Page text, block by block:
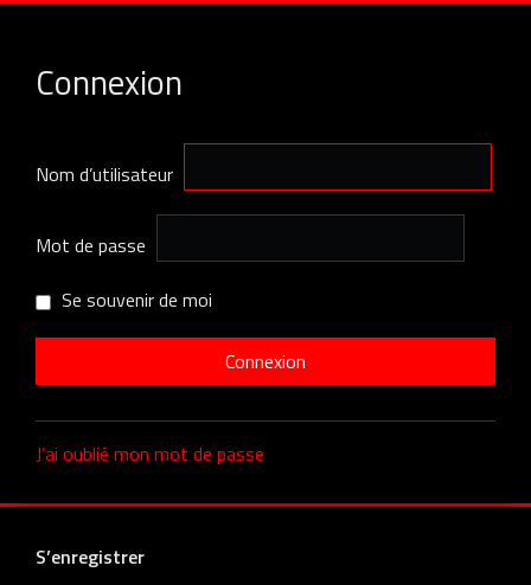
Connexion
Nom d’utilisateur
Mot de passe
Se souvenir de moi
J’ai oublié mon mot de passe
S’enregistrer